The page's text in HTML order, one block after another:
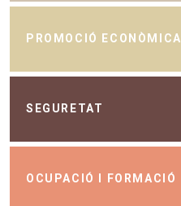
PROMOCIÓ ECONÒMICA
SEGURETAT
OCUPACIÓ I FORMACIÓ